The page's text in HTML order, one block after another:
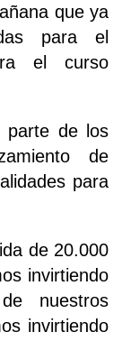
que ya
para el
el curso
parte de los
de
para
de 20.000
invirtiendo
nuestros
invirtiendo